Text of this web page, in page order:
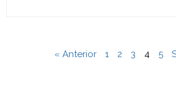
« Anterior 1 2 3 4 5